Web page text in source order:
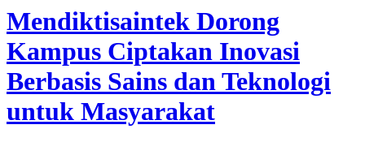
Mendiktisaintek Dorong
Kampus Ciptakan Inovasi
Berbasis Sains dan Teknologi
untuk Masyarakat